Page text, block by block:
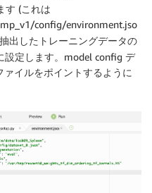
す (これは
config/environment.jso
出したトレーニングデータの
設定します。model config デ
ァイルをポイントするように